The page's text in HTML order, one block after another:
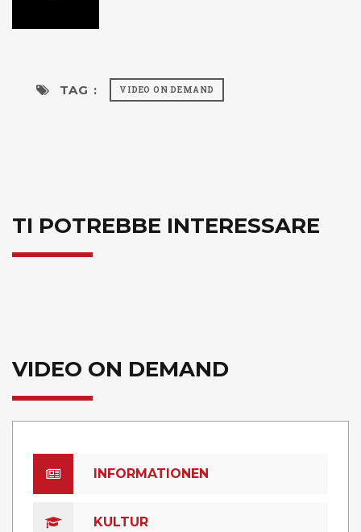
TAG : VIDEO ON DEMAND
TI POTREBBE INTERESSARE
VIDEO ON DEMAND
INFORMATIONEN
KULTUR